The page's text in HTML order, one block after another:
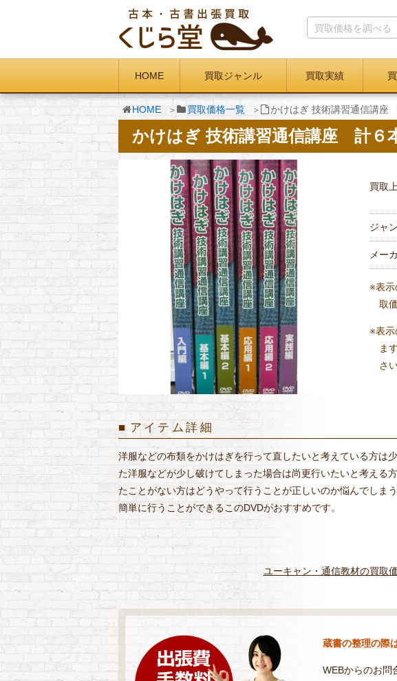
HOME 買取ジャンル 買取実績
HOME 買取価格一覧 かけはぎ 技術講習通信講座
かけはぎ 技術講習通信講座 計６
買取
ジャ
メー
※表示
取
※表示
ま
さい
アイテム詳細
洋服などの布類をかけはぎを行って直したいと考えている方は
た洋服などが少し破けてしまった場合は尚更行いたいと考える
たことがない方はどうやって行うことが正しいのか悩んでしま
簡単に行うことができるこのDVDがおすすめです。
ユーキャン・通信教材の買取
蔵書の整理の際
WEBからのお問